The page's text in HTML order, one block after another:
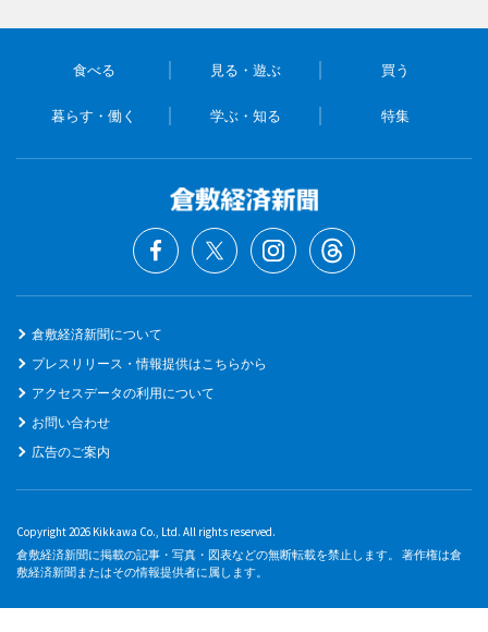
食べる 見る・遊ぶ 買う
暮らす・働く 学ぶ・知る 特集
倉敷経済新聞について
プレスリリース・情報提供はこちらから
アクセスデータの利用について
お問い合わせ
広告のご案内
Copyright 2026 Kikkawa Co., Ltd. All rights reserved.
倉敷経済新聞に掲載の記事・写真・図表などの無断転載を禁止します。 著作権は倉
敷経済新聞またはその情報提供者に属します。